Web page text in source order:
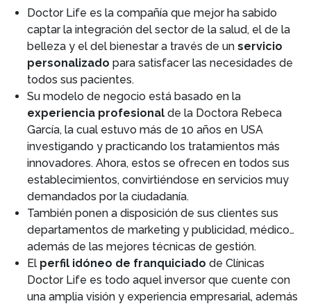
Doctor Life es la compañía que mejor ha sabido
captar la integración del sector de la salud, el de la
belleza y el del bienestar a través de un servicio
personalizado para satisfacer las necesidades de
todos sus pacientes.
Su modelo de negocio está basado en la
experiencia profesional de la Doctora Rebeca
García, la cual estuvo más de 10 años en USA
investigando y practicando los tratamientos más
innovadores. Ahora, estos se ofrecen en todos sus
establecimientos, convirtiéndose en servicios muy
demandados por la ciudadanía.
También ponen a disposición de sus clientes sus
departamentos de marketing y publicidad, médico…
además de las mejores técnicas de gestión.
El perfil idóneo de franquiciado de Clínicas
Doctor Life es todo aquel inversor que cuente con
una amplia visión y experiencia empresarial, además